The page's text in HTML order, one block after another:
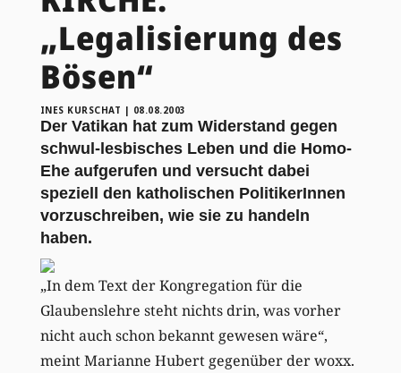
„Legalisierung des
Bösen“
INES KURSCHAT | 08.08.2003
Der Vatikan hat zum Widerstand gegen
schwul-lesbisches Leben und die Homo-
Ehe aufgerufen und versucht dabei
speziell den katholischen PolitikerInnen
vorzuschreiben, wie sie zu handeln
haben.
„In dem Text der Kongregation für die
Glaubenslehre steht nichts drin, was vorher
nicht auch schon bekannt gewesen wäre“,
meint Marianne Hubert gegenüber der woxx.